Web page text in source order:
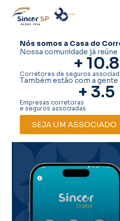
Nós somos a Casa do
Nossa comunidade já reúne
+ 10.8
Corretores de seguros
Também estão com a gente
+ 3.5
Empresas corretoras
e seguros associadas
SEJA UM ASSOCIADO